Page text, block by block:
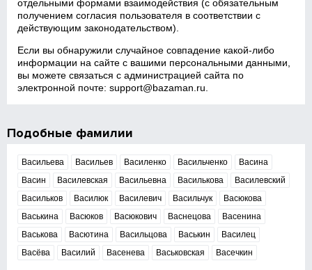
отдельными формами взаимодействия (с обязательным
получением согласия пользователя в соответствии с
действующим законодательством).
Если вы обнаружили случайное совпадение какой‑либо
информации на сайте с вашими персональными данными,
вы можете связаться с администрацией сайта по
электронной почте:support@bazaman.ru
Подобные фамилии
Васильева Васильев Василенко Васильченко
Васина
Васин
Василевская Васильевна Василькова
Василевский
Васильков
Василюк Василевич Васильчук
Васюкова
Васькина
Васюков Васюкович Васнецова
Васенина
Васькова
Васютина Васильцова Васькин
Василец
Васёва
Василий Васенева Васьковская Васечкин